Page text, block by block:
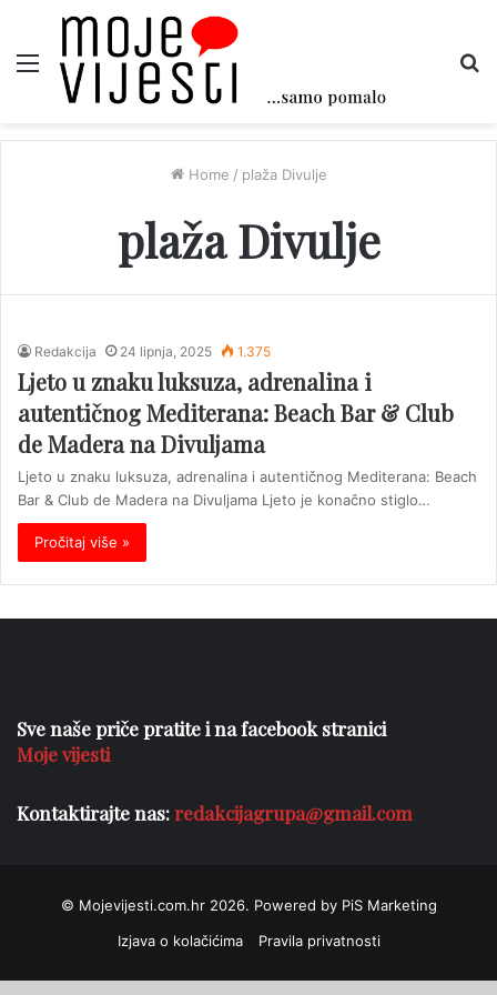
Menu
Home / plaža Divulje
plaža Divulje
Redakcija 24 lipnja, 2025 1.375
Ljeto u znaku luksuza, adrenalina i
autentičnog Mediterana: Beach Bar & Club
de Madera na Divuljama
Ljeto u znaku luksuza, adrenalina i autentičnog Mediterana: Beach
Bar & Club de Madera na Divuljama Ljeto je konačno stiglo…
Pročitaj više »
Sve naše priče pratite i na facebook stranici
Moje vijesti
Kontaktirajte nas:redakcijagrupa@gmail.com
© Mojevijesti.com.hr 2026. Powered by PiS Marketing
Izjava o kolačićima
Pravila privatnosti